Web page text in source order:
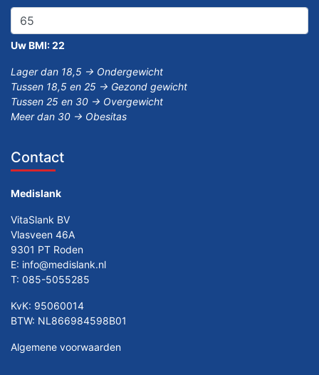
Uw BMI:22
Lager dan 18,5 -> Ondergewicht
Tussen 18,5 en 25 -> Gezond gewicht
Tussen 25 en 30 -> Overgewicht
Meer dan 30 -> Obesitas
Contact
Medislank
VitaSlank BV
Vlasveen 46A
9301 PT Roden
E: info@medislank.nl
T: 085-5055285
KvK: 95060014
BTW: NL866984598B01
Algemene voorwaarden